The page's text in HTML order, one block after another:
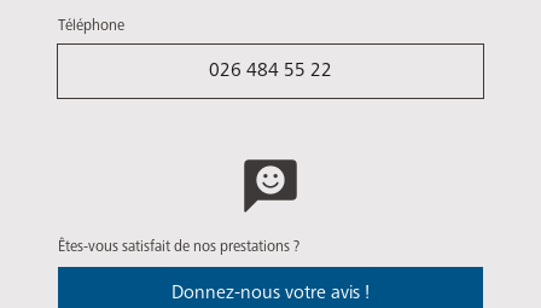
Téléphone
026 484 55 22
Êtes-vous satisfait de nos prestations ?
Donnez-nous votre avis !